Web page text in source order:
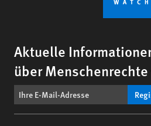
Aktuelle
über